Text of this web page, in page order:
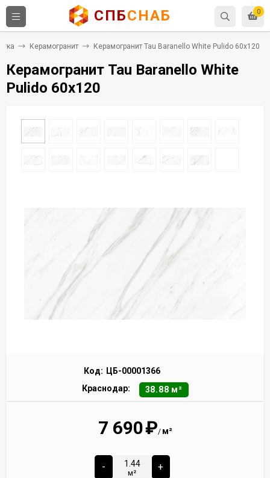
0
СПБСНАБ
Керамогранит Керамогранит Tau Baranello White Pulido 60x120
Керамогранит Tau Baranello White
Pulido 60x120
Код: ЦБ-00001366
Краснодар:
38.88 м²
7 690₽/ м²
-
м²
+